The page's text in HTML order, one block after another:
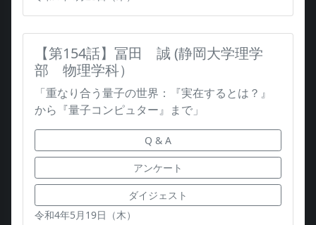
【第154話】冨田 誠 (静岡大学理学
部 物理学科）
「重なり合う量子の世界：『実在するとは？』
から『量子コンピュター』まで」
Q & A
アンケート
ダイジェスト
令和4年5月19日（木）